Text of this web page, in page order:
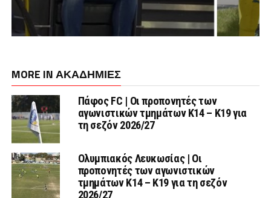
MORE IN ΑΚΑΔΗΜΙΕΣ
Πάφος FC | Οι προπονητές των
αγωνιστικών τμημάτων Κ14 – Κ19 για
τη σεζόν 2026/27
Ολυμπιακός Λευκωσίας | Οι
προπονητές των αγωνιστικών
τμημάτων Κ14 – Κ19 για τη σεζόν
2026/27